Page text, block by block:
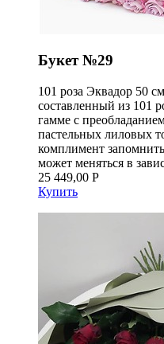
Букет №29
101 роза Эквадор 50
составленный из 101
гамме с
пастельных лиловых
комплимент
может меняться в
25 449,00 Р
Купить